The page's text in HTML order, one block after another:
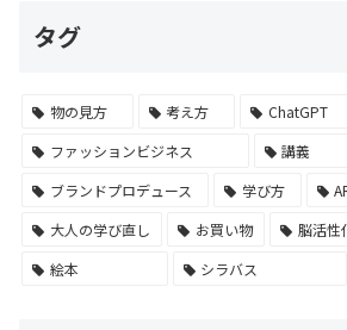
タグ
物の見方 考え方 ChatGPT
ファッションビジネス
講義
ブランドプロデュース
学び方
大人の学び直し
お買い物 脳活性
絵本
シラバス